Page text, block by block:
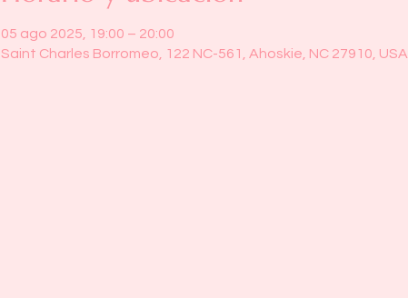
05 ago 2025, 19:00 – 20:00
Saint Charles Borromeo, 122 NC-561, Ahoskie, NC 27910, USA